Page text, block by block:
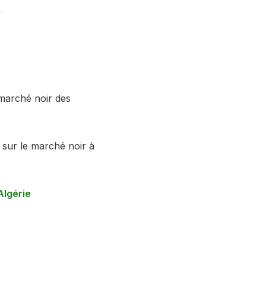
noir des
sur le marché noir à